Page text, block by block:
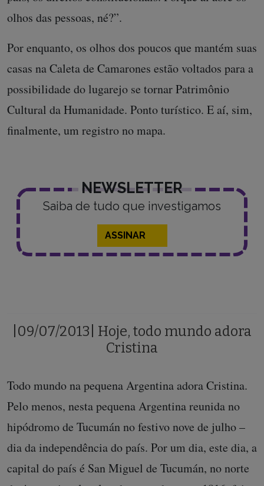
olhos das pessoas, né?”.
Por enquanto, os olhos dos poucos que mantém suas
casas na Caleta de Camarones estão voltados para a
possibilidade do lugarejo se tornar Patrimônio
Cultural da Humanidade. Ponto turístico. E aí, sim,
finalmente, um registro no mapa.
NEWSLETTER
Saiba de tudo que investigamos
ASSINAR
|09/07/2013| Hoje, todo mundo adora
Cristina
Todo mundo na pequena Argentina adora Cristina.
Pelo menos, nesta pequena Argentina reunida no
hipódromo de Tucumán no festivo nove de julho –
dia da independência do país. Por um dia, este dia, a
capital do país é San Miguel de Tucumán, no norte